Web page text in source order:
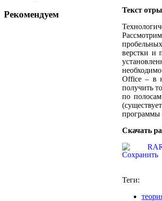
Рекомендуем
Текст
верстки и
Office – в
получить
по
программы
Скачать
Теги: